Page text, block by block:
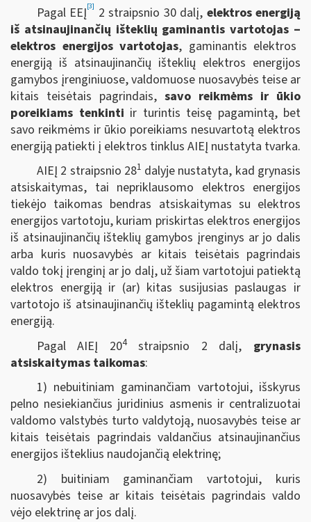
Pagal EEĮ[3] 2 straipsnio 30 dalį, elektros energiją
iš atsinaujinančių išteklių gaminantis vartotojas ‒
elektros energijos vartotojas, gaminantis elektros
energiją iš atsinaujinančių išteklių elektros energijos
gamybos įrenginiuose, valdomuose nuosavybės teise ar
kitais teisėtais pagrindais, savo reikmėms ir ūkio
poreikiams tenkinti ir turintis teisę pagamintą, bet
savo reikmėms ir ūkio poreikiams nesuvartotą elektros
energiją patiekti į elektros tinklus AIEĮ nustatyta tvarka.
AIEĮ 2 straipsnio 281 dalyje nustatyta, kad grynasis
atsiskaitymas, tai nepriklausomo elektros energijos
tiekėjo taikomas bendras atsiskaitymas su elektros
energijos vartotoju, kuriam priskirtas elektros energijos
iš atsinaujinančių išteklių gamybos įrenginys ar jo dalis
arba kuris nuosavybės ar kitais teisėtais pagrindais
valdo tokį įrenginį ar jo dalį, už šiam vartotojui patiektą
elektros energiją ir (ar) kitas susijusias paslaugas ir
vartotojo iš atsinaujinančių išteklių pagamintą elektros
energiją.
Pagal AIEĮ 204 straipsnio 2 dalį, grynasis
atsiskaitymas taikomas:
1) nebuitiniam gaminančiam vartotojui, išskyrus
pelno nesiekiančius juridinius asmenis ir centralizuotai
valdomo valstybės turto valdytoją, nuosavybės teise ar
kitais teisėtais pagrindais valdančius atsinaujinančius
energijos išteklius naudojančią elektrinę;
2) buitiniam gaminančiam vartotojui, kuris
nuosavybės teise ar kitais teisėtais pagrindais valdo
vėjo elektrinę ar jos dalį.